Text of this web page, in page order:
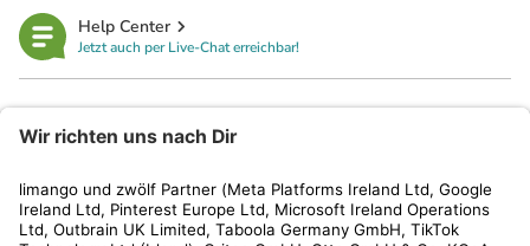
Help Center
Jetzt auch per Live-Chat erreichbar!
Kundenservice